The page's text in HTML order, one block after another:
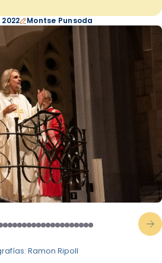
2022 Montse Punsoda
Ramon Ripoll